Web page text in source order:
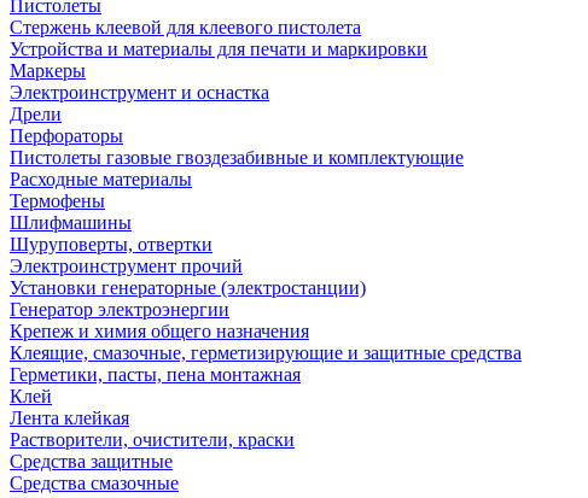
Пистолеты
Стержень клеевой для клеевого пистолета
Устройства и материалы для печати и маркировки
Маркеры
Электроинструмент и оснастка
Дрели
Перфораторы
Пистолеты газовые гвоздезабивные и комплектующие
Расходные материалы
Термофены
Шлифмашины
Шуруповерты, отвертки
Электроинструмент прочий
Установки генераторные (электростанции)
Генератор электроэнергии
Крепеж и химия общего назначения
Клеящие, смазочные, герметизирующие и защитные средства
Герметики, пасты, пена монтажная
Клей
Лента клейкая
Растворители, очистители, краски
Средства защитные
Средства смазочные